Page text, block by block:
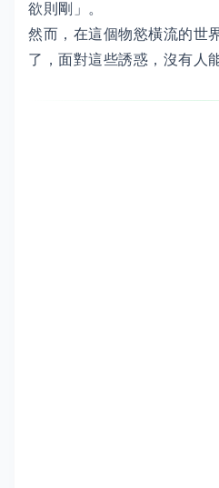
欲則剛」。
然而，在這個物慾橫流的世
了，面對這些誘惑，沒有人